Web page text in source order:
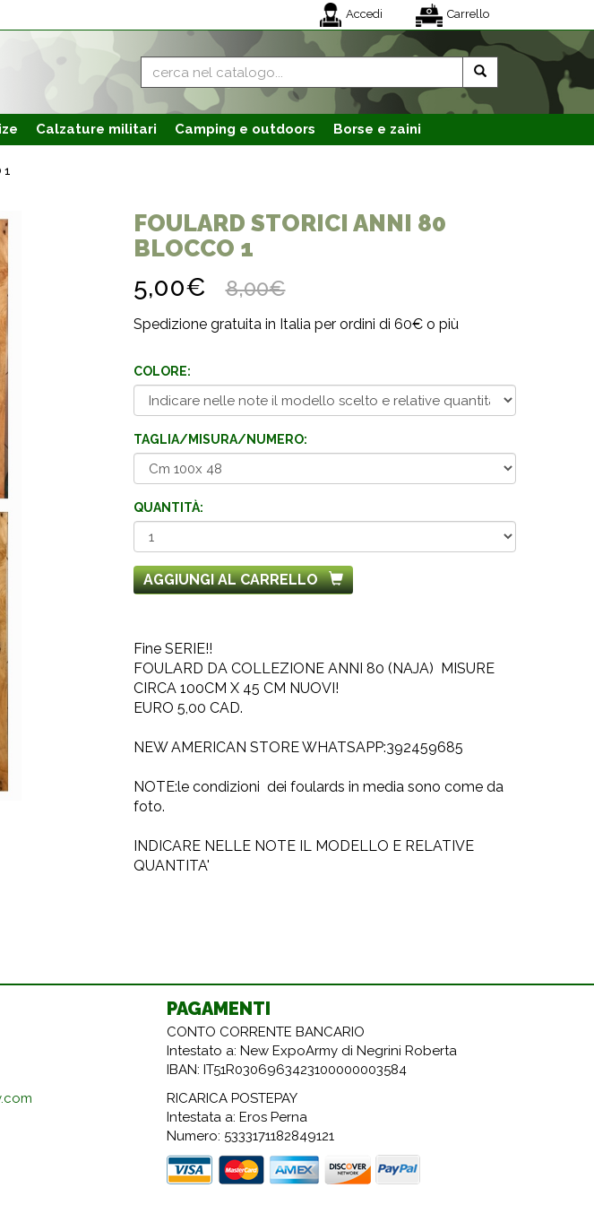
Accedi Carrello
Calzature militari Camping e outdoors Borse e zaini
1
FOULARD STORICI ANNI 80
BLOCCO 1
5,00€ 8,00€
Spedizione gratuita in Italia per ordini di 60€ o più
COLORE:
TAGLIA/MISURA/NUMERO:
QUANTITÀ:
AGGIUNGI AL CARRELLO
Fine SERIE!!
FOULARD DA COLLEZIONE ANNI 80 (NAJA) MISURE
CIRCA 100CM X 45 CM NUOVI!
EURO 5,00 CAD.
NEW AMERICAN STORE WHATSAPP:392459685
NOTE:le condizioni dei foulards in media sono come da
foto.
INDICARE NELLE NOTE IL MODELLO E RELATIVE
QUANTITA'
PAGAMENTI
CONTO CORRENTE BANCARIO
Intestato a: New ExpoArmy di Negrini Roberta
IBAN: IT51R0306963423100000003584
RICARICA POSTEPAY
Intestata a: Eros Perna
Numero: 5333171182849121